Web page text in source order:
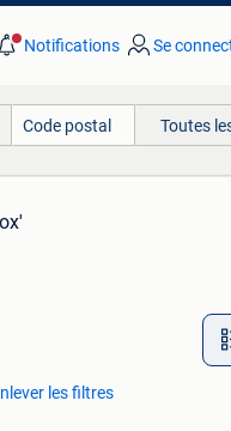
Notifications Se
Toutes
les filtres